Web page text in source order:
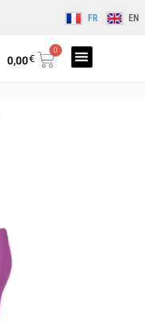
FR EN
0,00€
0